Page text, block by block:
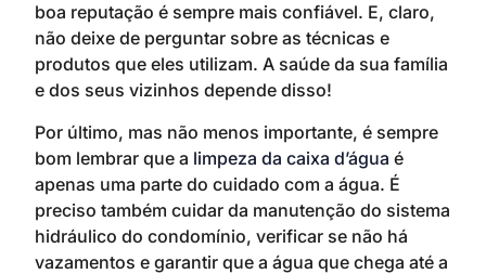
boa reputação é sempre mais confiável. E, claro,
não deixe de perguntar sobre as técnicas e
produtos que eles utilizam. A saúde da sua família
e dos seus vizinhos depende disso!
Por último, mas não menos importante, é sempre
bom lembrar que a limpeza da caixa d’água é
apenas uma parte do cuidado com a água. É
preciso também cuidar da manutenção do sistema
hidráulico do condomínio, verificar se não há
vazamentos e garantir que a água que chega até a